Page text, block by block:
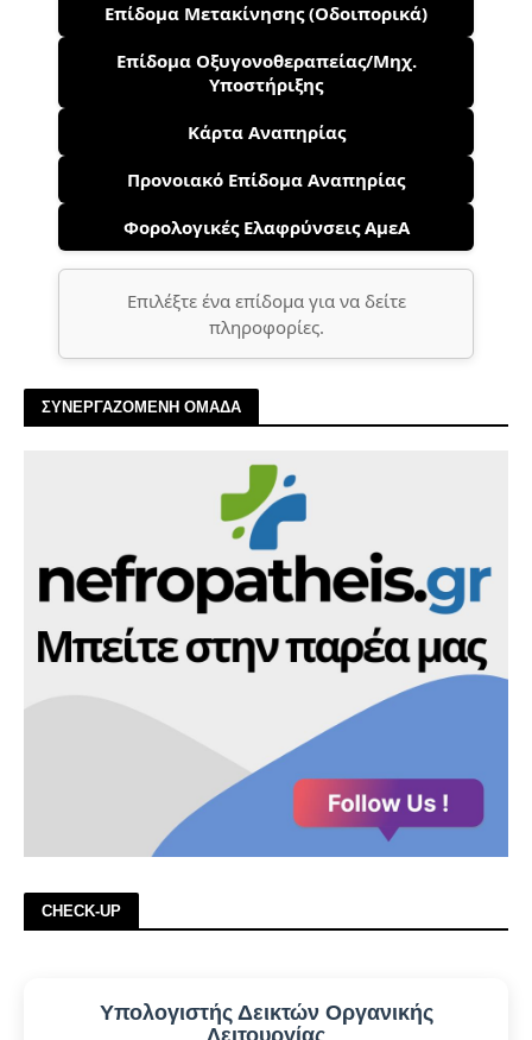
Επίδομα Μετακίνησης (Οδοιπορικά)
Επίδομα Οξυγονοθεραπείας/Μηχ.
Υποστήριξης
Κάρτα Αναπηρίας
Προνοιακό Επίδομα Αναπηρίας
Φορολογικές Ελαφρύνσεις ΑμεΑ
Επιλέξτε ένα επίδομα για να δείτε
πληροφορίες.
ΣΥΝΕΡΓΑΖΟΜΕΝΗ ΟΜΑΔΑ
CHECK-UP
Υπολογιστής Δεικτών Οργανικής